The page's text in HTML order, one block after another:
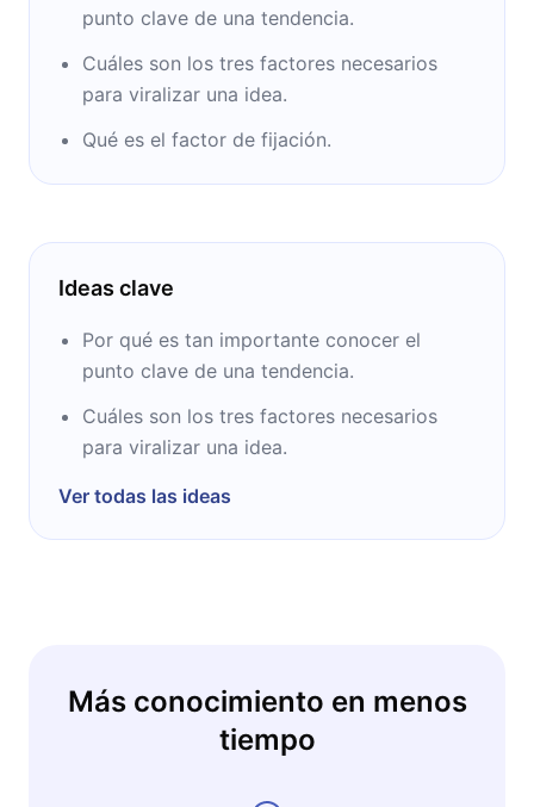
punto clave de una tendencia.
Cuáles son los tres factores necesarios
para viralizar una idea.
Qué es el factor de fijación.
Ideas clave
Por qué es tan importante conocer el
punto clave de una tendencia.
Cuáles son los tres factores necesarios
para viralizar una idea.
Ver todas las ideas
Más conocimiento en menos
tiempo